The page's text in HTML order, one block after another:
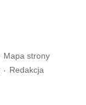
Mapa strony
Redakcja